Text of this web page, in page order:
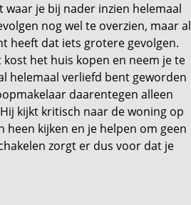
je bij nader inzien helemaal
nog wel te overzien, maar al
heeft dat iets grotere gevolgen.
het huis kopen en neem je te
helemaal verliefd bent geworden
daarentegen alleen
kijkt kritisch naar de woning op
kijken en je helpen om geen
zorgt er dus voor dat je